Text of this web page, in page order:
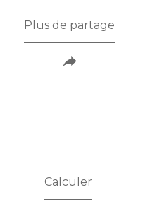
Plus de partage
Calculer